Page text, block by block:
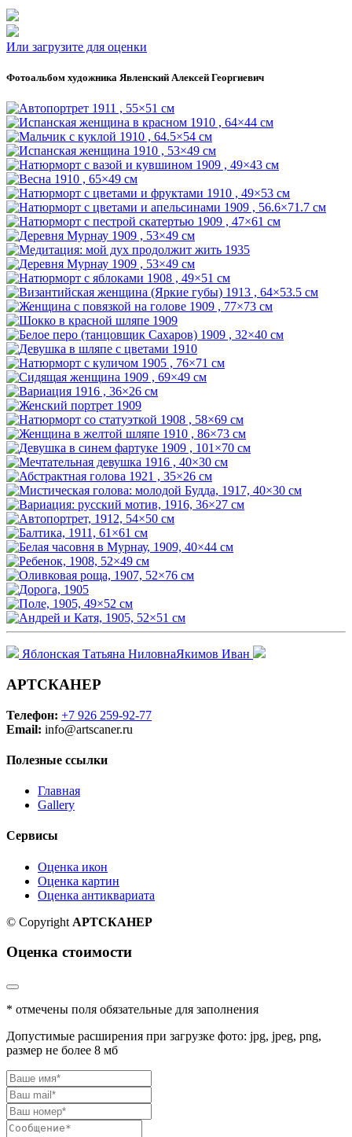
Или загрузите для оценки
Фотоальбом художника Явленский Алексей Георгиевич
Яблонская Татьяна НиловнаЯкимов Иван
АРТСКАНЕР
Телефон: +7 926 259-92-77
Email: info@artscaner.ru
Полезные ссылки
Главная
Gallery
Сервисы
Оценка икон
Оценка картин
Оценка антиквариата
© Copyright АРТСКАНЕР
Оценка стоимости
* отмечены поля обязательные для заполнения
Допустимые расширения при загрузке фото: jpg, jpeg, png,
размер не более 8 мб